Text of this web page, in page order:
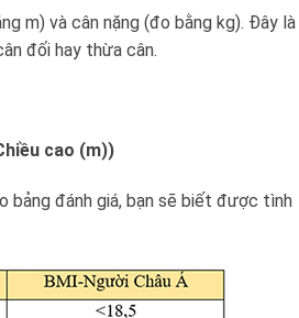
m) và cân nặng (đo bằng kg). Đây là
đối hay thừa cân.
cao (m))
bảng đánh giá, bạn sẽ biết được tình